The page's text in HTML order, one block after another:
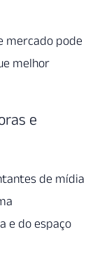
mercado pode
melhor
e
de mídia
e do espaço